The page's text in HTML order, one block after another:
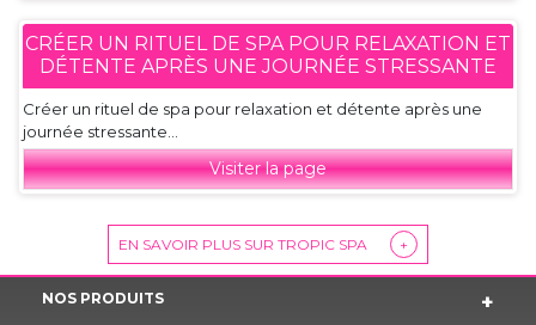
CRÉER UN RITUEL DE SPA POUR RELAXATION ET
DÉTENTE APRÈS UNE JOURNÉE STRESSANTE
Créer un rituel de spa pour relaxation et détente après une
journée stressante...
Visiter la page
EN SAVOIR PLUS SUR TROPIC SPA +
NOS PRODUITS